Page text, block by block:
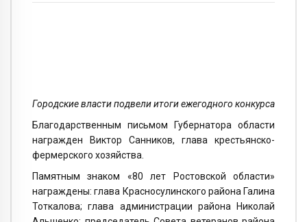
Городские власти подвели итоги ежегодного конкурса
Благодарственным письмом Губернатора области
награжден Виктор Санников, глава крестьянско-
фермерского хозяйства.
Памятным знаком «80 лет Ростовской области»
награждены: глава Красносулинского района Галина
Тоткалова; глава администрации района Николай